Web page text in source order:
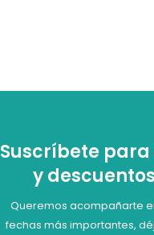
Suscríbete
y descuentos
Queremos acompañarte
fechas más importantes,